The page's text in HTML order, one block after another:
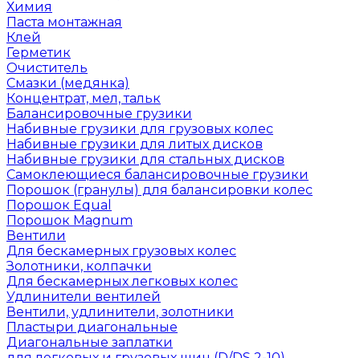
Химия
Паста монтажная
Клей
Герметик
Очиститель
Смазки (медянка)
Концентрат, мел, тальк
Балансировочные грузики
Набивные грузики для грузовых колес
Набивные грузики для литых дисков
Набивные грузики для стальных дисков
Самоклеющиеся балансировочные грузики
Порошок (гранулы) для балансировки колес
Порошок Equal
Порошок Magnum
Вентили
Для бескамерных грузовых колес
Золотники, колпачки
Для бескамерных легковых колес
Удлинители вентилей
Вентили, удлинители, золотники
Пластыри диагональные
Диагональные заплатки